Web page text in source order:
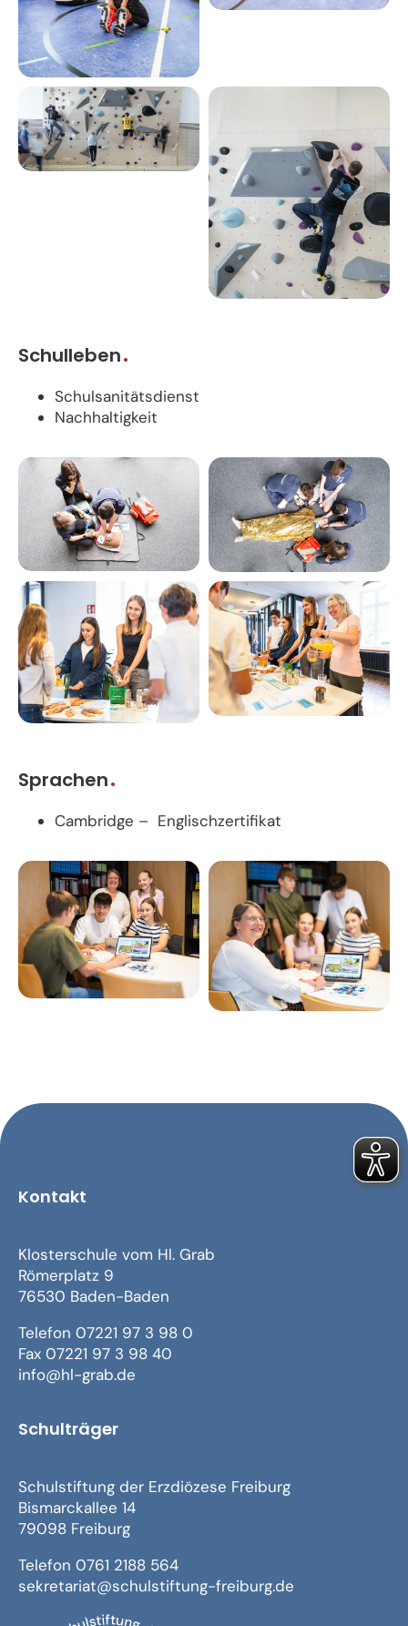
Schulleben
Schulsanitätsdienst
Nachhaltigkeit
Sprachen
Cambridge – Englischzertifikat
Kontakt
Klosterschule vom Hl. Grab
Römerplatz 9
76530 Baden-Baden
Telefon 07221 97 3 98 0
Fax 07221 97 3 98 40
info@hl-grab.de
Schulträger
Schulstiftung der Erzdiözese Freiburg
Bismarckallee 14
79098 Freiburg
Telefon 0761 2188 564
sekretariat@schulstiftung-freiburg.de